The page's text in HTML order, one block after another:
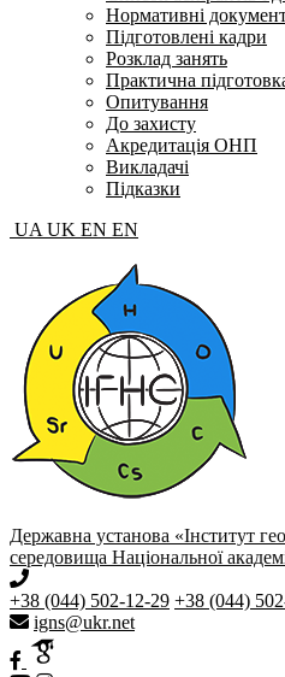
Нормативні
Підготовлені кадри
Розклад занять
Практична
Опитування
До захисту
Акредитація ОНП
Викладачі
Підказки
UA UK EN EN
Державна установа «Інститут
середовища Національної
+38 (044) 502-12-29 +38 (044)
igns@ukr.net